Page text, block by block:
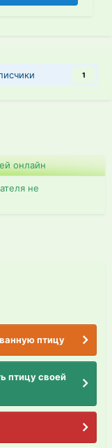
1
онлайн
не
птицу
птицу своей